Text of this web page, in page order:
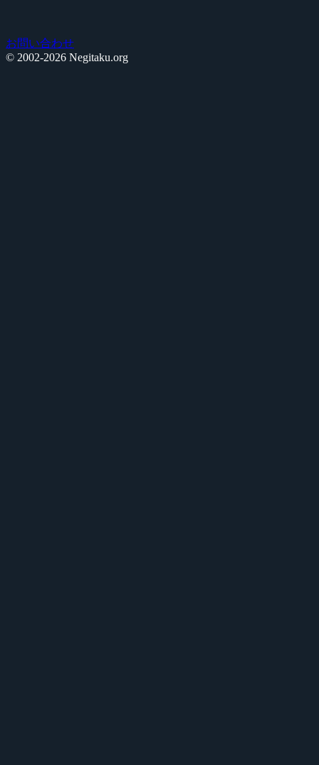
お問い合わせ
© 2002-2026 Negitaku.org